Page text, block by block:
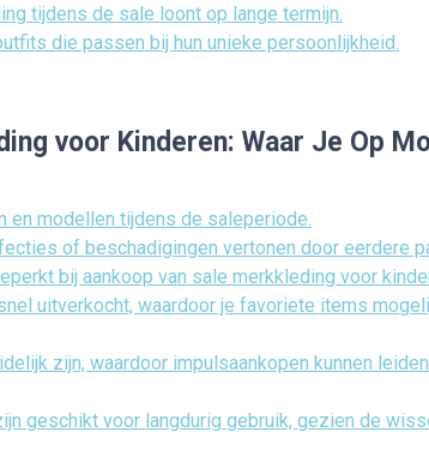
tijdens de sale loont op lange termijn.
die passen bij hun unieke persoonlijkheid.
voor Kinderen: Waar Je Op
en modellen tijdens de saleperiode.
of beschadigingen vertonen door eerdere
bij aankoop van sale merkkleding voor
uitverkocht, waardoor je favoriete items
zijn, waardoor impulsaankopen kunnen
geschikt voor langdurig gebruik, gezien de